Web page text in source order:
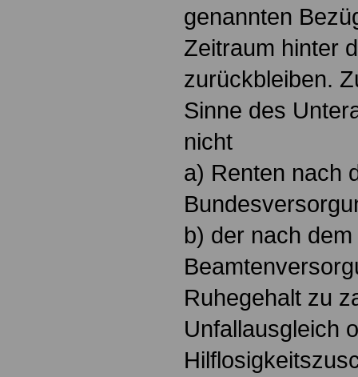
genannten
Zeitraum hinter
zurückbleiben.
Sinne des
nicht
a) Renten nach
b) der nach dem
Ruhegehalt zu
Unfallausgleich